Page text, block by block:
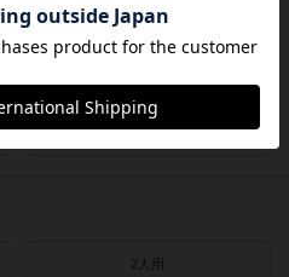
ゲームマーケット大賞
2人用